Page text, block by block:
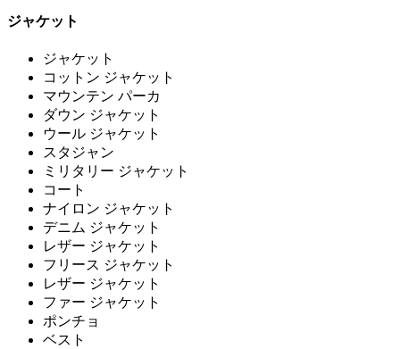
ジャケット
ジャケット
コットン ジャケット
マウンテン パーカ
ダウン ジャケット
ウール ジャケット
スタジャン
ミリタリー ジャケット
コート
ナイロン ジャケット
デニム ジャケット
レザー ジャケット
フリース ジャケット
レザー ジャケット
ファー ジャケット
ポンチョ
ベスト